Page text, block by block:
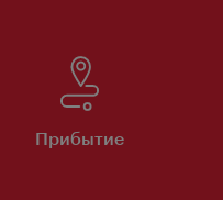
Прибытие